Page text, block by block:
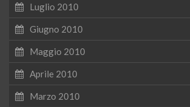
Luglio 2010
Giugno 2010
Maggio 2010
Aprile 2010
Marzo 2010